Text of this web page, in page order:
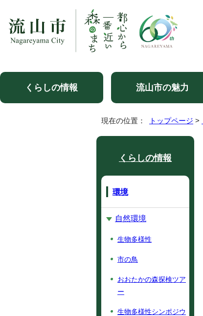
くらしの情報 流山市の魅力
現在の位置： トップページ >
くらしの情報
環境
自然環境
生物多様性
市の鳥
おおたかの森探検ツア
ー
生物多様性シンポジウ